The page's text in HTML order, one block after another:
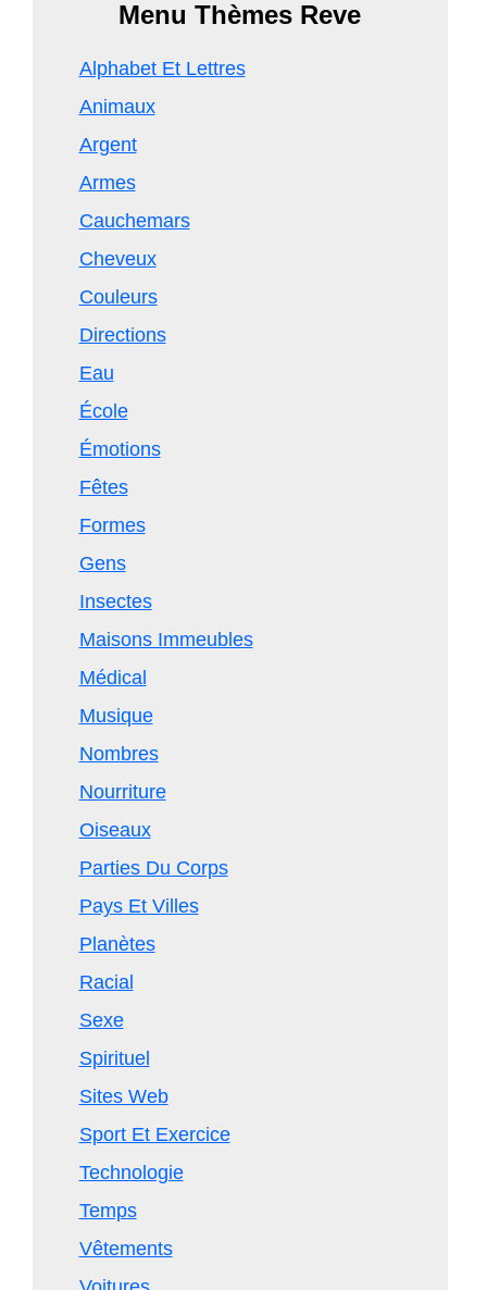
Menu Thèmes Reve
Alphabet Et Lettres
Animaux
Argent
Armes
Cauchemars
Cheveux
Couleurs
Directions
Eau
École
Émotions
Fêtes
Formes
Gens
Insectes
Maisons Immeubles
Médical
Musique
Nombres
Nourriture
Oiseaux
Parties Du Corps
Pays Et Villes
Planètes
Racial
Sexe
Spirituel
Sites Web
Sport Et Exercice
Technologie
Temps
Vêtements